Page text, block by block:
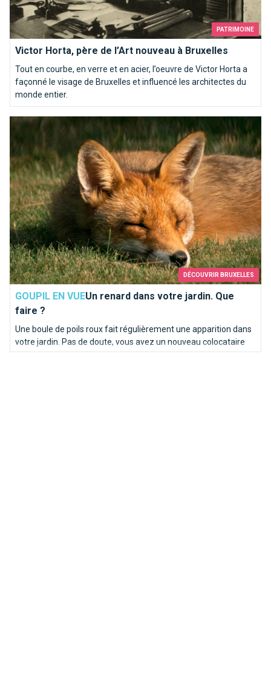
PATRIMOINE
Victor Horta, père de l’Art nouveau à Bruxelles
Tout en courbe, en verre et en acier, l’oeuvre de Victor Horta a
façonné le visage de Bruxelles et influencé les architectes du
monde entier.
DÉCOUVRIR BRUXELLES
GOUPIL EN VUEUn renard dans votre jardin. Que
faire ?
Une boule de poils roux fait régulièrement une apparition dans
votre jardin. Pas de doute, vous avez un nouveau colocataire
qui répond à l’appellation scientifique de vulpes vulpes, plus
Un renard dans votre jardin. Que faire ?